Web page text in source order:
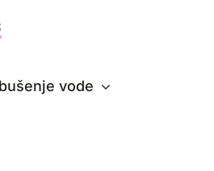
vode